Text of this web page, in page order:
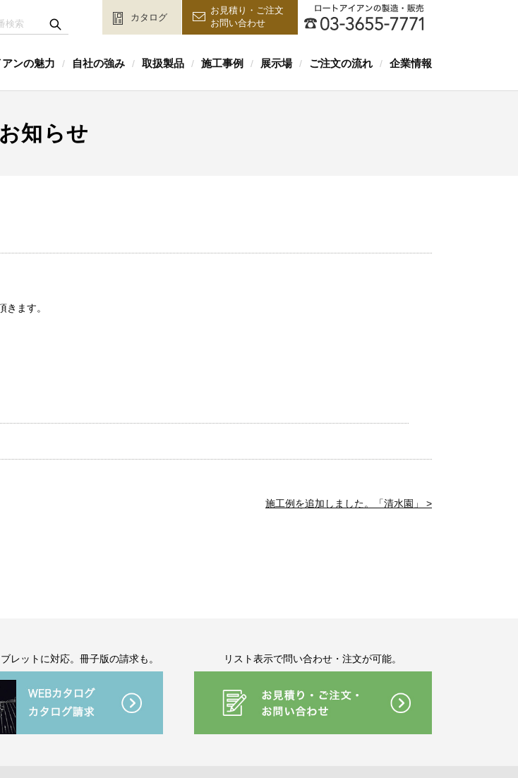
カタログ
お見積り・ご注文
お問い合わせ
ンの魅力 / 自社の強み / 取扱製品 / 施工事例 / 展示場 / ご注文の流れ / 企業情報
お知らせ
ます。
施工例を追加しました。「清水園」 >
レットに対応。冊子版の請求も。 リスト表示で問い合わせ・注文が可能。